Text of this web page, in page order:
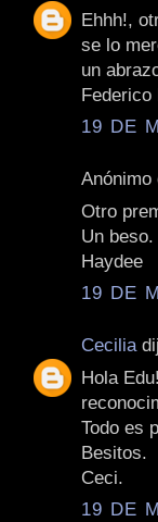
Ehhh!,
se lo
un
Federico
19 DE
Anónimo
Otro
Un beso.
Haydee
19 DE
Cecilia
Hola
Todo es
Besitos.
Ceci.
19 DE